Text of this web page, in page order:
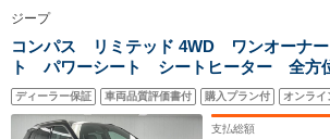
ジープ
コンパス リミテッド 4WD ワンオーナ
ト パワーシート シートヒーター 全
純正ナビゲーション AppleCarplay
ーリアゲート LED パーキングセンサー
チAW ETC 新車保証継承
ディーラー保証 車両品質評価書付 購入プラン付 オンライ
支払総額